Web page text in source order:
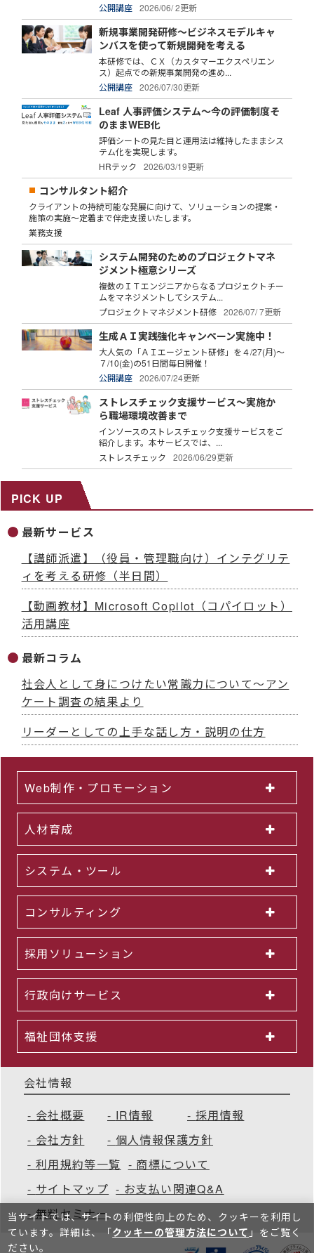
公開講座
2026/06/ 2更新
新規事業開発研修～ビジネスモデルキャ
ンバスを使って新規開発を考える
本研修では、ＣＸ（カスタマーエクスペリエン
ス）起点での新規事業開発の進め...
公開講座
2026/07/30更新
Leaf 人事評価システム～今の評価制度そ
のままWEB化
評価シートの見た目と運用法は維持したままシス
テム化を実現します。
HRテック
2026/03/19更新
コンサルタント紹介
クライアントの持続可能な発展に向けて、ソリューションの提案・
施策の実施～定着まで伴走支援いたします。
業務支援
システム開発のためのプロジェクトマネ
ジメント極意シリーズ
複数のＩＴエンジニアからなるプロジェクトチー
ムをマネジメントしてシステム...
プロジェクトマネジメント研修
2026/07/ 7更新
生成ＡＩ実践強化キャンペーン実施中！
大人気の「ＡＩエージェント研修」を４/27(月)～
７/10(金)の51日間毎日開催！
公開講座
2026/07/24更新
ストレスチェック支援サービス～実施か
ら職場環境改善まで
インソースのストレスチェック支援サービスをご
紹介します。本サービスでは、...
ストレスチェック
2026/06/29更新
PICK UP
最新サービス
【講師派遣】（役員・管理職向け）インテグリテ
ィを考える研修（半日間）
【動画教材】Microsoft Copilot（コパイロット）
活用講座
最新コラム
社会人として身につけたい常識力について～アン
ケート調査の結果より
リーダーとしての上手な話し方・説明の仕方
Web制作・プロモーション
人材育成
システム・ツール
コンサルティング
採用ソリューション
行政向けサービス
福祉団体支援
会社情報
会社概要
IR情報
採用情報
会社方針
個人情報保護方針
利用規約等一覧
商標について
サイトマップ
お支払い関連Q&A
無料セミナー
当サイトでは、サイトの利便性向上のため、クッキーを利⽤し
ています。詳細は、「クッキーの管理方法について 」をご覧く
ださい。